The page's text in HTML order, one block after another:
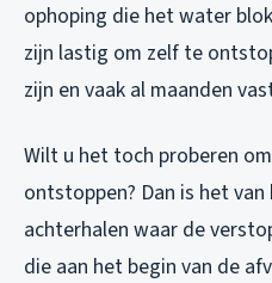
ophoping die het water
zijn lastig om zelf te
zijn en vaak al maanden
Wilt u het toch proberen
ontstoppen? Dan is het
achterhalen waar de
die aan het begin van de